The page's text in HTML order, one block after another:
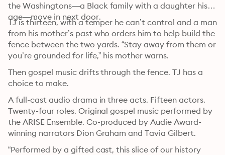
the Washingtons—a Black family with a daughter his
age—move in next door.
TJ is thirteen, with a temper he can’t control and a man
from his mother’s past who orders him to help build the
fence between the two yards. “Stay away from them or
you’re grounded for life,” his mother warns.
Then gospel music drifts through the fence. TJ has a
choice to make.
A full-cast audio drama in three acts. Fifteen actors.
Twenty-four roles. Original gospel music performed by
the ARISE Ensemble. Co-produced by Audie Award-
winning narrators Dion Graham and Tavia Gilbert.
“Performed by a gifted cast, this slice of our history